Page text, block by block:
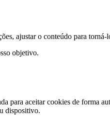
ajustar o conteúdo para
objetivo.
para aceitar cookies de forma
dispositivo.